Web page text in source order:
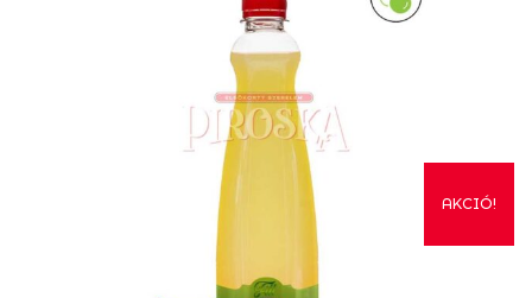
AKCIÓ!